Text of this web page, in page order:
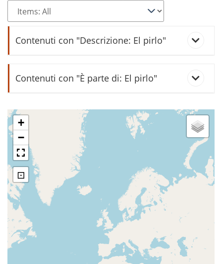
Contenuti con "Descrizione: El pirlo"
Il "pirlo" da tavolo
Contenuti con "È parte di: El pirlo"
caradór
ciòdo
entortolàr
gavéta
+
−
⊡